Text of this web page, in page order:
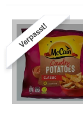
Verpasst!